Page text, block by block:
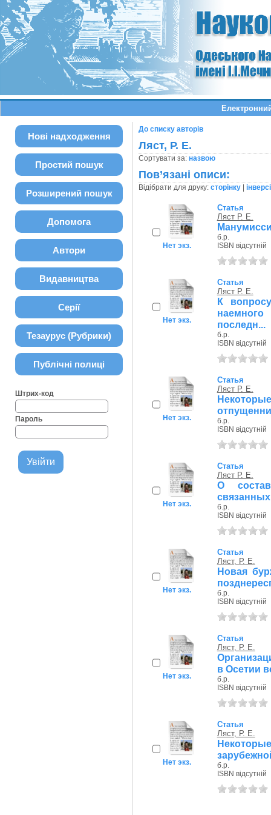
Нові надходження
Простий пошук
Розширений пошук
Допомога
Автори
Видавництва
Серії
Тезаурус (Рубрики)
Публічні полиці
Штрих-код
Пароль
До списку авторів
Ляст, Р. Е.
Сортувати за: назвою
Пов’язані описи:
Відібрати для друку: сторінку|
Нет экз.
Статья
Ляст Р. Е.
б.р.
ISBN відсутній
Нет экз.
Статья
Ляст Р. Е.
К
последн...
б.р.
ISBN відсутній
Нет экз.
Статья
Ляст Р. Е.
б.р.
ISBN відсутній
Нет экз.
Статья
Ляст Р. Е.
О
б.р.
ISBN відсутній
Нет экз.
Статья
Ляст, Р. Е.
Новая
б.р.
ISBN відсутній
Нет экз.
Статья
Ляст, Р. Е.
в Осетии
б.р.
ISBN відсутній
Нет экз.
Статья
Ляст, Р. Е.
б.р.
ISBN відсутній